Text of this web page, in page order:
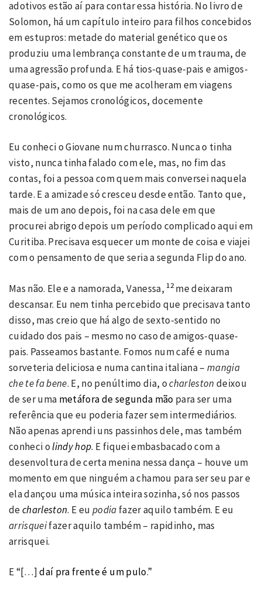
adotivos estão aí para contar essa história. No livro de
Solomon, há um capítulo inteiro para filhos concebidos
em estupros: metade do material genético que os
produziu uma lembrança constante de um trauma, de
uma agressão profunda. E há tios-quase-pais e amigos-
quase-pais, como os que me acolheram em viagens
recentes. Sejamos cronológicos, docemente
cronológicos.
Eu conheci o Giovane num churrasco. Nunca o tinha
visto, nunca tinha falado com ele, mas, no fim das
contas, foi a pessoa com quem mais conversei naquela
tarde. E a amizade só cresceu desde então. Tanto que,
mais de um ano depois, foi na casa dele em que
procurei abrigo depois um período complicado aqui em
Curitiba. Precisava esquecer um monte de coisa e viajei
com o pensamento de que seria a segunda Flip do ano.
Mas não. Ele e a namorada, Vanessa, 12me deixaram
descansar. Eu nem tinha percebido que precisava tanto
disso, mas creio que há algo de sexto-sentido no
cuidado dos pais – mesmo no caso de amigos-quase-
pais. Passeamos bastante. Fomos num café e numa
sorveteria deliciosa e numa cantina italiana – mangia
che te fa bene. E, no penúltimo dia, ocharleston deixou
de ser uma metáfora de segunda mão para ser uma
referência que eu poderia fazer sem intermediários.
Não apenas aprendi uns passinhos dele, mas também
conheci olindy hop. E fiquei embasbacado com a
desenvoltura de certa menina nessa dança – houve um
momento em que ninguém a chamou para ser seu par e
ela dançou uma música inteira sozinha, só nos passos
decharleston. E eu podia fazer aquilo também. E eu
arrisqueifazer aquilo também – rapidinho, mas
arrisquei.
E “[…]daí pra frente é um pulo.”